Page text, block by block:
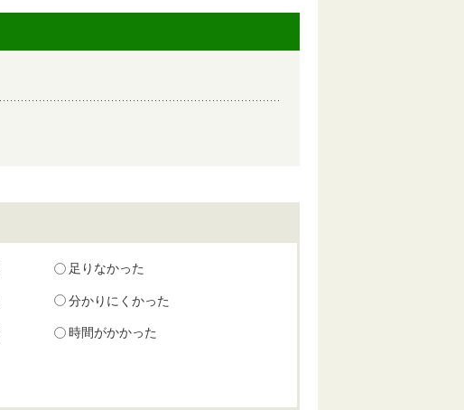
足りなかった
分かりにくかった
時間がかかった